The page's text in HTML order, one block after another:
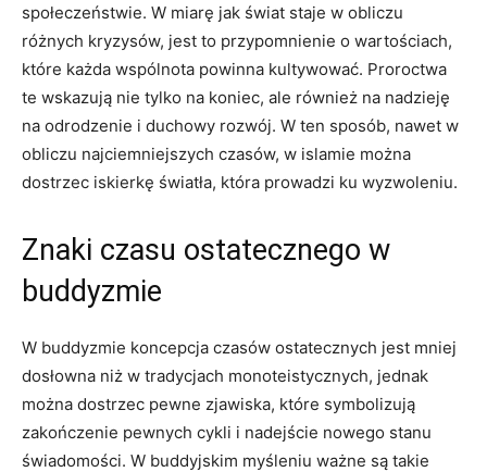
społeczeństwie. W miarę jak świat staje w obliczu
różnych kryzysów, jest ⁤to przypomnienie ⁢o wartościach,
które każda wspólnota powinna kultywować. Proroctwa⁢
te wskazują ⁢nie tylko ⁣na koniec, ale ​również na ‍nadzieję
na ⁢odrodzenie i duchowy rozwój. W ten sposób, nawet w
obliczu najciemniejszych ⁢czasów, w islamie można
dostrzec ⁤iskierkę światła, która prowadzi ku ‍wyzwoleniu.
Znaki czasu ostatecznego ⁤w
buddyzmie
W buddyzmie koncepcja czasów⁢ ostatecznych jest mniej
dosłowna ‌niż ‍w⁤ tradycjach ⁣monoteistycznych, jednak
można dostrzec pewne zjawiska, które symbolizują
zakończenie pewnych ⁤cykli i nadejście nowego stanu
świadomości. W buddyjskim myśleniu ważne są takie